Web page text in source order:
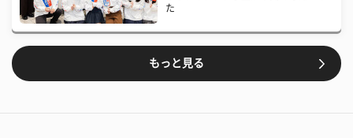
た
もっと見る